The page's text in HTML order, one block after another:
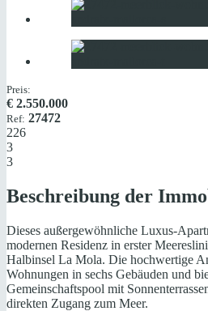
Preis:
€ 2.550.000
Ref: 27472
226
3
3
Beschreibung der
Dieses außergewöhnliche Luxus-
modernen Residenz in erster
Halbinsel La Mola. Die hochwertige
Wohnungen in sechs Gebäuden und
Gemeinschaftspool mit
direkten Zugang zum Meer.